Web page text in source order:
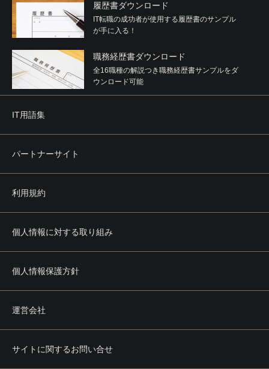
履歴書ダウンロード
IT転職の成功者が使用する履歴書のサンプル
が手に入る！
職務経歴書ダウンロード
全16職種の解説つき職務経歴書サンプルをダ
ウンロード可能
IT用語集
パートナーサイト
利用規約
個人情報に対する取り組み
個人情報保護方針
運営会社
サイトに関するお問い合せ